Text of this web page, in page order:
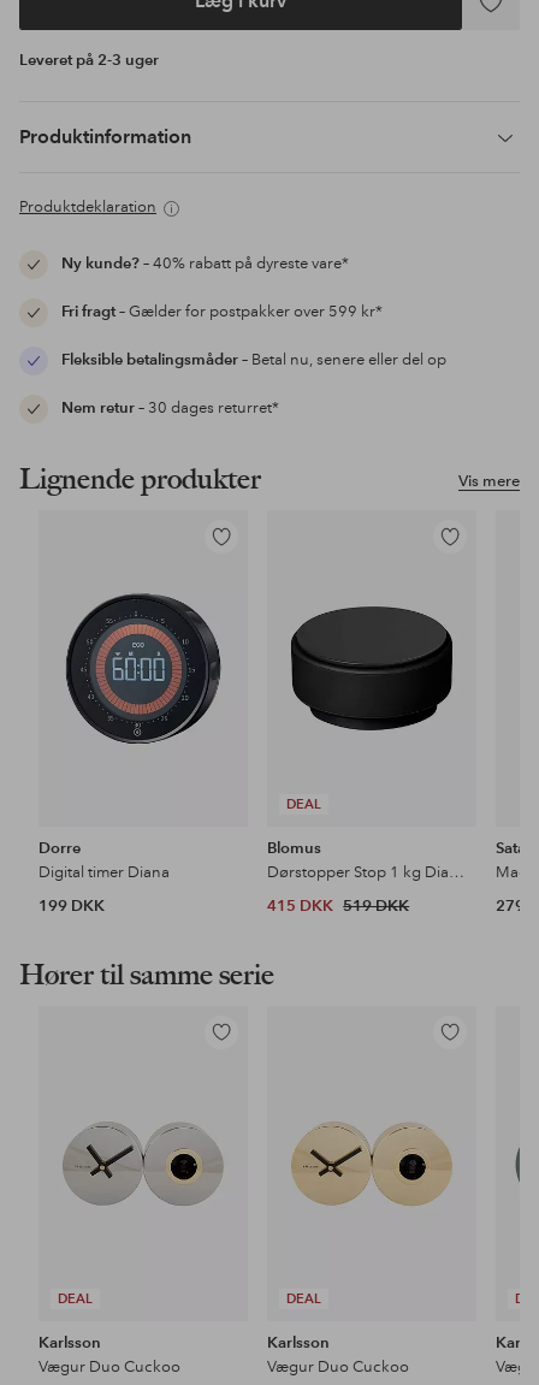
Tilføj
Leveret på 2-3 uger
Produktinformation
Produktdeklaration
Ny kunde?– 40% rabatt på dyreste vare*
Fri fragt– Gælder for postpakker over 599 kr*
Fleksible betalingsmåder– Betal nu, senere eller del op
Nem retur– 30 dages returret*
Vis mere
Lignende produkter
Tilføj
Dorre
Digital timer Diana
199 DKK
DEAL
Tilføj
Blomus
Dørstopper Stop 1 kg Diameter 9 cm
415 DKK 519 DKK 279
Hører til samme serie
DEAL
Tilføj
Karlsson
Vægur Duo Cuckoo
DEAL
Tilføj
Karlsson
Vægur Duo Cuckoo